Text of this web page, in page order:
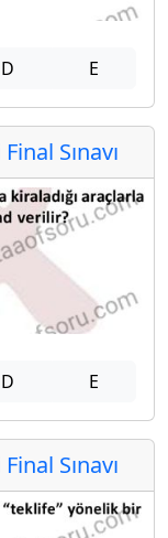
D E
Sınavı
D E
Sınavı